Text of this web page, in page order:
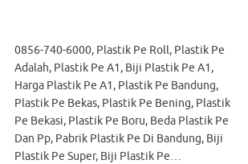
0856-740-6000, Plastik Pe Roll, Plastik Pe
Adalah, Plastik Pe A1, Biji Plastik Pe A1,
Harga Plastik Pe A1, Plastik Pe Bandung,
Plastik Pe Bekas, Plastik Pe Bening, Plastik
Pe Bekasi, Plastik Pe Boru, Beda Plastik Pe
Dan Pp, Pabrik Plastik Pe Di Bandung, Biji
Plastik Pe Super, Biji Plastik Pe…